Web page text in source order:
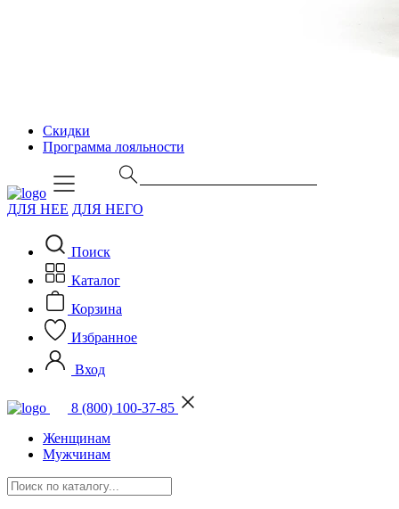
Скидки
Программа лояльности
ДЛЯ НЕЕ ДЛЯ НЕГО
Поиск
Каталог
Корзина
Избранное
Вход
8 (800) 100-37-85
Женщинам
Мужчинам